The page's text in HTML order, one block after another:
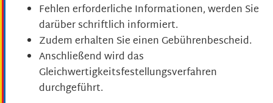
Fehlen erforderliche Informationen, werden Sie
darüber schriftlich informiert.
Zudem erhalten Sie einen Gebührenbescheid.
Anschließend wird das
Gleichwertigkeitsfestellungsverfahren
durchgeführt.